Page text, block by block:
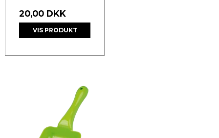
20,00 DKK
VIS PRODUKT